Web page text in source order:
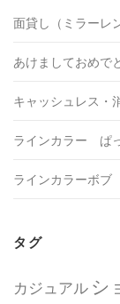
面貸し（ミラーレ
あけましておめで
キャッシュレス・
ラインカラー ぱ
ラインカラーボブ
タグ
カジュアル シ